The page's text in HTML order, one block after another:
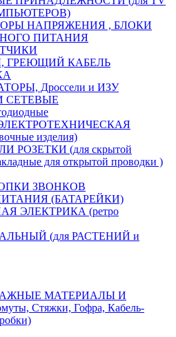
НАПРЯЖЕНИЯ , БЛОКИ
ПИТАНИЯ
ГРЕЮЩИЙ КАБЕЛЬ
Дроссели и ИЗУ
СЕТЕВЫЕ
изделия)
РОЗЕТКИ (для скрытой
для открытой проводки )
ЗВОНКОВ
(БАТАРЕЙКИ)
ЭЛЕКТРИКА (ретро
(для РАСТЕНИЙ и
МАТЕРИАЛЫ И
Стяжки, Гофра, Кабель-